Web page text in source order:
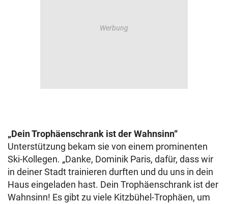
„Dein Trophäenschrank ist der Wahnsinn“
Unterstützung bekam sie von einem prominenten
Ski-Kollegen. „Danke, Dominik Paris, dafür, dass wir
in deiner Stadt trainieren durften und du uns in dein
Haus eingeladen hast. Dein Trophäenschrank ist der
Wahnsinn! Es gibt zu viele Kitzbühel-Trophäen, um